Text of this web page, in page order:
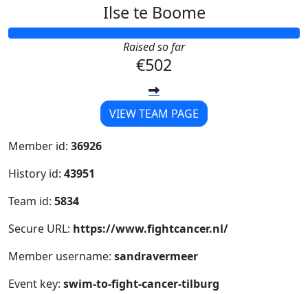
Ilse te Boome
Raised so far
€502
VIEW TEAM PAGE
Member id: 36926
History id: 43951
Team id: 5834
Secure URL: https://www.fightcancer.nl/
Member username: sandravermeer
Event key: swim-to-fight-cancer-tilburg